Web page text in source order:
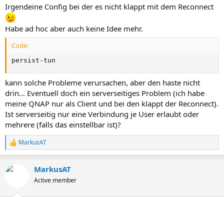
routemeinLokalesIpNetzServerseitig255.255.255.0
##--------Zusätzlich eingefügte Zeilen Ende-------
--
reneg-sec 0
tls-cipher TLS-ECDHE-RSA-WITH-AES-256-GCM-
SHA384:TLS-ECDHE-ECDSA-WITH-AES-256-GCM-
SHA384:TLS-DHE-RSA-WITH-AES-256-GCM-SHA384:TLS-
DHE-RSA-WITH-AES-256-CBC-SHA256:TLS-DHE-RSA-WITH-
AES-256-CBC-SHA:TLS-DHE-RSA-WITH-AES-128-CBC-SHA
comp-lzo
proto udp
explicit-exit-notify 1
<ca>
-----BEGIN CERTIFICATE-----
xxx
-----END CERTIFICATE-----
Irgendeine Config bei der es nicht klappt mit dem Reconnect
Habe ad hoc aber auch keine Idee mehr.
Code:
persist-tun
kann solche Probleme verursachen, aber den haste nicht
drin... Eventuell doch ein serverseitiges Problem (ich habe
meine QNAP nur als Client und bei den klappt der Reconnect).
Ist serverseitig nur eine Verbindung je User erlaubt oder
mehrere (falls das einstellbar ist)?
R
e
k
MarkusAT
MarkusAT
Active member